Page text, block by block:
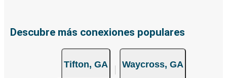
Descubre más conexiones populares
Tifton, GA Waycross, GA